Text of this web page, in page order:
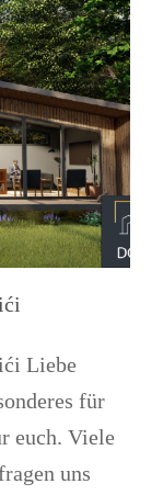
Liebe
für
euch. Viele
uns